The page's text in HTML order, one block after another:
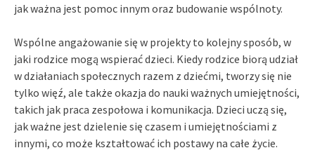
jak ważna jest pomoc innym oraz budowanie wspólnoty.
Wspólne angażowanie się w projekty to kolejny sposób, w
jaki rodzice mogą wspierać dzieci. Kiedy rodzice biorą udział
w działaniach społecznych razem z dziećmi, tworzy się nie
tylko więź, ale także okazja do nauki ważnych umiejętności,
takich jak praca zespołowa i komunikacja. Dzieci uczą się,
jak ważne jest dzielenie się czasem i umiejętnościami z
innymi, co może kształtować ich postawy na całe życie.